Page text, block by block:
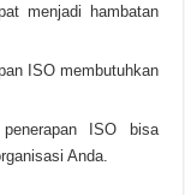
menjadi hambatan
ISO membutuhkan
ISO bisa
Anda.